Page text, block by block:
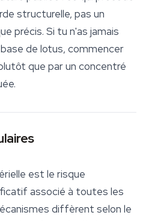
structurelle, pas un
précis. Si tu n'as jamais
de lotus, commencer
que par un concentré
est le risque
associé à toutes les
diffèrent selon le